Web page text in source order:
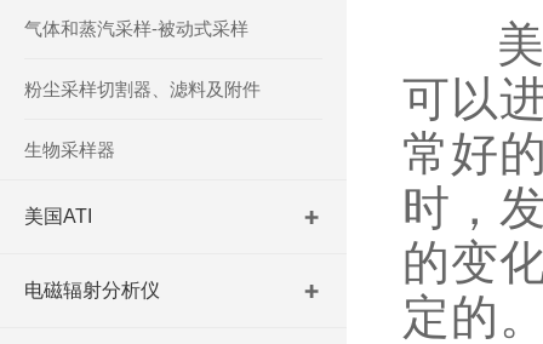
气体和蒸汽采样-被动式采样
粉尘采样切割器、滤料及附件
生物采样器
美国ATI
电磁辐射分析仪
美国
可以
常好
时，
的变
定的